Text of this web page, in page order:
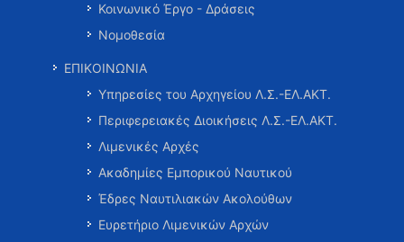
Κοινωνικό Έργο - Δράσεις
Νομοθεσία
ΕΠΙΚΟΙΝΩΝΙΑ
Υπηρεσίες του Αρχηγείου Λ.Σ.-ΕΛ.ΑΚΤ.
Περιφερειακές Διοικήσεις Λ.Σ.-ΕΛ.ΑΚΤ.
Λιμενικές Αρχές
Ακαδημίες Εμπορικού Ναυτικού
Έδρες Ναυτιλιακών Ακολούθων
Ευρετήριο Λιμενικών Αρχών